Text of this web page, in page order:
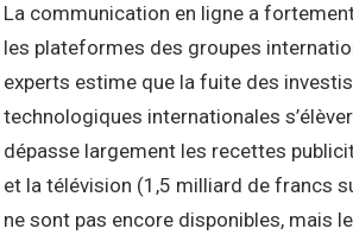
La communication en ligne a
les plateformes des groupes
experts estime que la fuite des
technologiques internationales
dépasse largement les recettes
et la télévision (1,5 milliard de francs
ne sont pas encore disponibles, mais